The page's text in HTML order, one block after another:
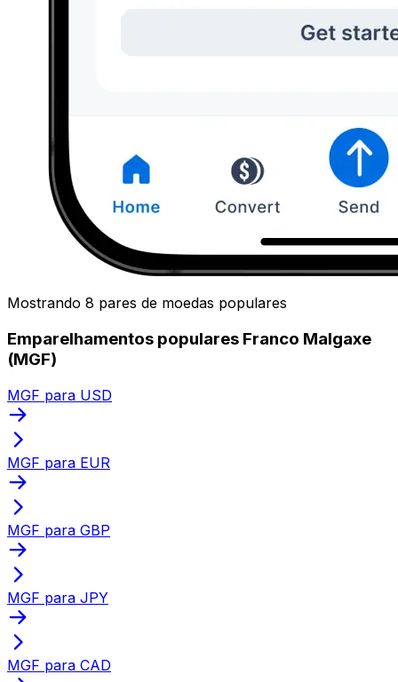
Mostrando 8 pares de moedas populares
Emparelhamentos populares Franco Malgaxe
(MGF)
MGF para USD
MGF para EUR
MGF para GBP
MGF para JPY
MGF para CAD